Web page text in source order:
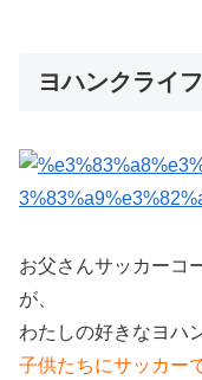
ヨハンクライ
お父さんサッカーコ
が、
わたしの好きなヨハ
子供たちにサッカー